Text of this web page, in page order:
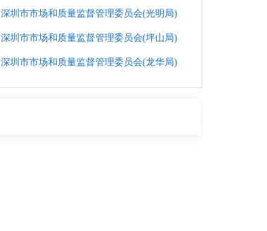
深圳市市场和质量监督管理委员会(光明局)
深圳市市场和质量监督管理委员会(坪山局)
深圳市市场和质量监督管理委员会(龙华局)